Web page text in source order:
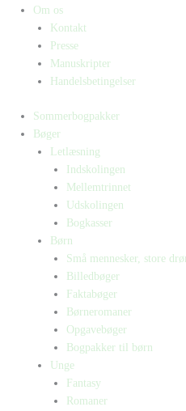
Om os
Kontakt
Presse
Manuskripter
Handelsbetingelser
Sommerbogpakker
Bøger
Letlæsning
Indskolingen
Mellemtrinnet
Udskolingen
Bogkasser
Børn
Små mennesker, store
Billedbøger
Faktabøger
Børneromaner
Opgavebøger
Bogpakker til børn
Unge
Fantasy
Romaner